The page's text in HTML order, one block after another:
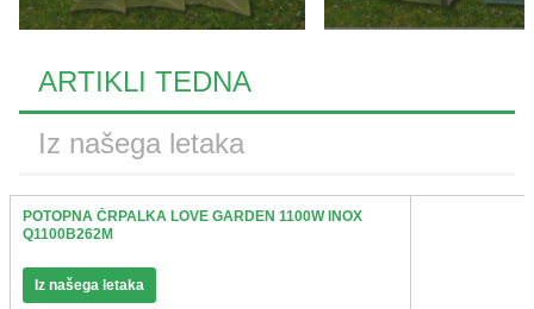
ARTIKLI TEDNA
Iz našega letaka
POTOPNA ČRPALKA LOVE GARDEN 1100W INOX
Q1100B262M
Iz našega letaka